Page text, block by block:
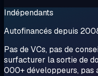
Indépendants
Autofinancés depuis
Pas de VCs, pas de
surfacturer la sortie de
000+ développeurs, pas